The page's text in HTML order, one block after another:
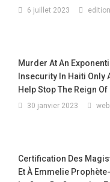
6 juillet 2023 edition
Murder At An
Insecurity In Haiti
Help Stop The Reign
30 janvier 2023
Certification Des
Et À Emmelie